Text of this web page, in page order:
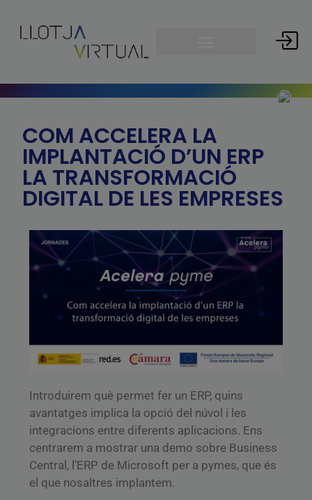
COM ACCELERA LA
IMPLANTACIÓ D’UN ERP
LA TRANSFORMACIÓ
DIGITAL DE LES EMPRESES
Introduirem què permet fer un ERP, quins
avantatges implica la opció del núvol i les
integracions entre diferents aplicacions. Ens
centrarem a mostrar una demo sobre Business
Central, l’ERP de Microsoft per a pymes, que és
el que nosaltres implantem.